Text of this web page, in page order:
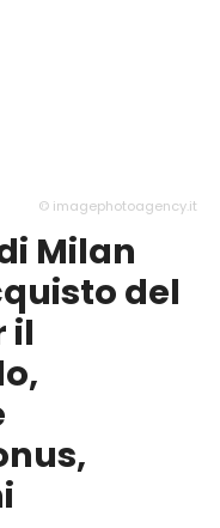
© imagephotoagency.it
Milan
del
il